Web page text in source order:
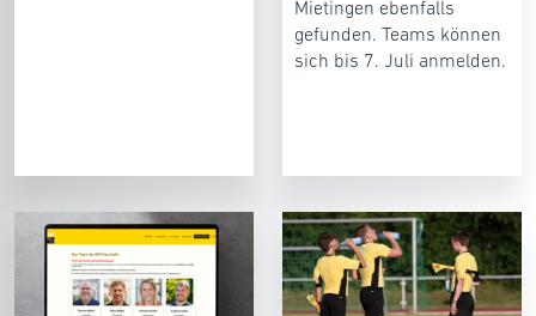
Mietingen ebenfalls
gefunden. Teams können
sich bis 7. Juli anmelden.